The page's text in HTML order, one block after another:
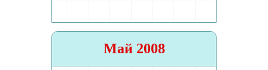
Май 2008